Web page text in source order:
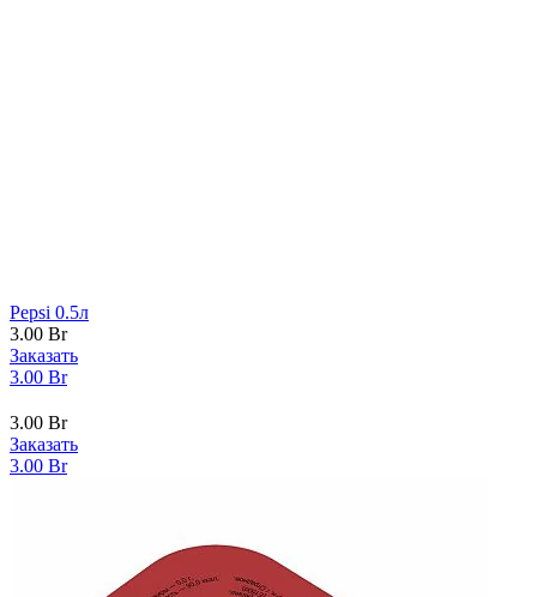
Pepsi 0.5л
3.00 Br
Заказать
3.00 Br
3.00 Br
Заказать
3.00 Br